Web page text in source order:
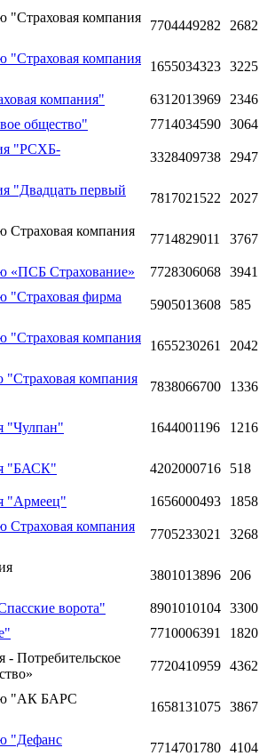
"Страховая компания
7704449282 2682
"Страховая компания
1655034323 3225
компания" 6312013969 2346
общество" 7714034590 3064
"РСХБ-
3328409738 2947
"Двадцать первый
7817021522 2027
Страховая компания
7714829011 3767
«ПСБ Страхование» 7728306068 3941
"Страховая фирма
5905013608 585
"Страховая компания
1655230261 2042
"Страховая компания
7838066700 1336
"Чулпан" 1644001196 1216
"БАСК" 4202000716 518
"Армеец" 1656000493 1858
Страховая компания
7705233021 3268
3801013896 206
ворота" 8901010104 3300
7710006391 1820
- Потребительское
7720410959 4362
"АК БАРС
1658131075 3867
"Дефанс
7714701780 4104